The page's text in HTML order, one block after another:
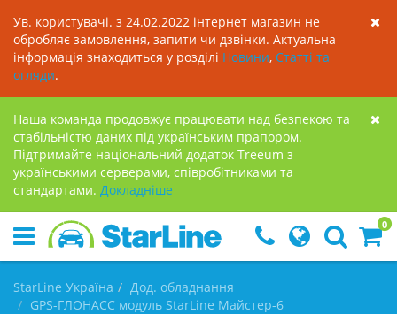
Ув. користувачі. з 24.02.2022 інтернет магазин не
обробляє замовлення, запити чи дзвінки. Актуальна
інформація знаходиться у розділі Новини, Статті та
огляди.
Наша команда продовжує працювати над безпекою та
стабільністю даних під українським прапором.
Підтримайте національний додаток Treeum з
українськими серверами, співробітниками та
стандартами. Докладнiше
0
StarLine Україна
Дод. обладнання
GPS-ГЛОНАСС модуль StarLine Майстер-6